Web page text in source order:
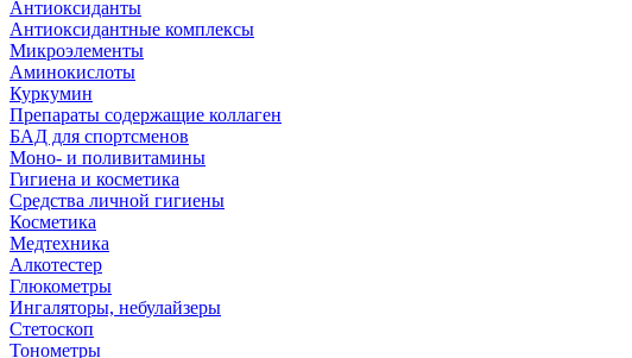
Антиоксиданты
Антиоксидантные комплексы
Микроэлементы
Аминокислоты
Куркумин
Препараты содержащие коллаген
БАД для спортсменов
Моно- и поливитамины
Гигиена и косметика
Средства личной гигиены
Косметика
Медтехника
Алкотестер
Глюкометры
Ингаляторы, небулайзеры
Стетоскоп
Тонометры